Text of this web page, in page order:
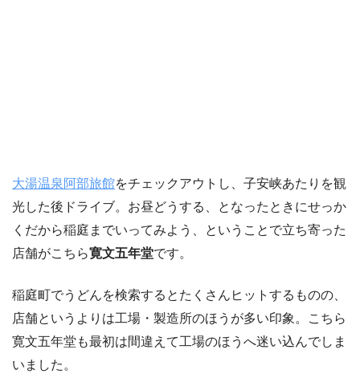
大湯温泉阿部旅館をチェックアウトし、子安峡あたりを観
光した後ドライブ。お昼どうする、となったときにせっか
くだから稲庭までいってみよう、ということで立ち寄った
店舗がこちら寛文五年堂です。
稲庭町でうどんを検索するとたくさんヒットするものの、
店舗というよりは工場・製造所のほうが多い印象。こちら
寛文五年堂も最初は間違えて工場のほうへ迷い込んでしま
いました。